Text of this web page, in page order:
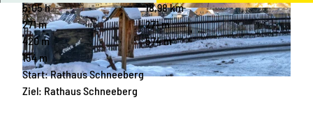
CC-BY-SA
© Stadt Schneeberg © Erlebnisheimat Erzgebirge |CC-BY-SA
5:05 h
18,98 km
271 m
271 m
420 m
574 m
154 m
Start: Rathaus Schneeberg
Ziel: Rathaus Schneeberg